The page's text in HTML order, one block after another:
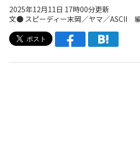
2025年12月11日 17時00分更新
文● スピーディー末岡／ヤマ／ASCII